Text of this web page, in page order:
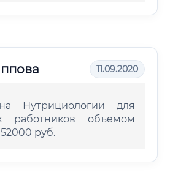
11.09.2020
Нутрициологии для
работников объемом
52000 руб.